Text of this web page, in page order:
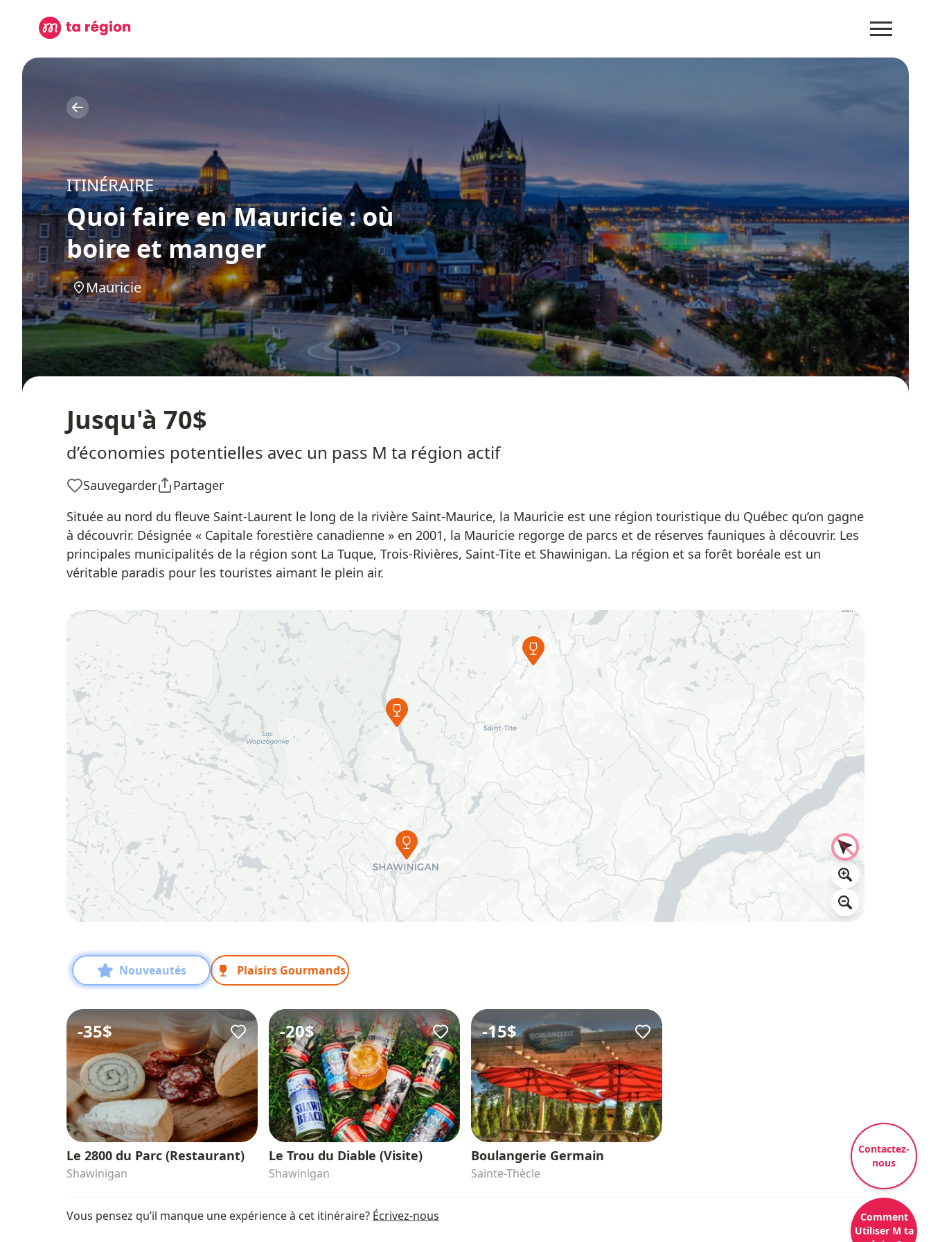
ITINÉRAIRE
Quoi faire en Mauricie : où
boire et manger
Mauricie
Jusqu'à 70$
d’économies potentielles avec un pass M ta région actif
Sauvegarder
Partager
Située au nord du fleuve Saint-Laurent le long de la rivière Saint-Maurice, la Mauricie est une région touristique du Québec qu’on gagne
à découvrir. Désignée « Capitale forestière canadienne » en 2001, la Mauricie regorge de parcs et de réserves fauniques à découvrir. Les
principales municipalités de la région sont La Tuque, Trois-Rivières, Saint-Tite et Shawinigan. La région et sa forêt boréale est un
véritable paradis pour les touristes aimant le plein air.
Nouveautés Plaisirs Gourmands
-35$
Le 2800 du Parc (Restaurant)
Shawinigan
-20$
Le Trou du Diable (Visite)
Shawinigan
-15$
Boulangerie Germain
Sainte-Thècle
Vous pensez qu’il manque une expérience à cet itinéraire? Écrivez-nous
Contactez-
nous
Comment
Utiliser M ta